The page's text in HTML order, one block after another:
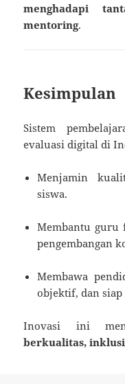
menghadapi
mentoring.
Kesimpulan
Sistem
evaluasi digital di
Menjamin
siswa.
Membantu guru
pengembangan
Membawa
objektif, dan siap
Inovasi ini
berkualitas,